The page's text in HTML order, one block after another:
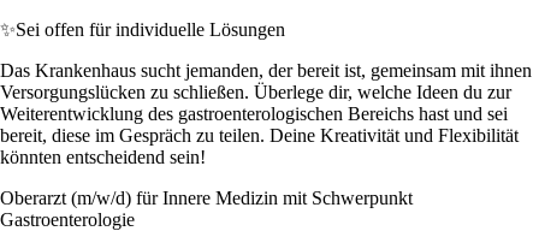
✨Sei offen für individuelle Lösungen
Das Krankenhaus sucht jemanden, der bereit ist, gemeinsam mit ihnen
Versorgungslücken zu schließen. Überlege dir, welche Ideen du zur
Weiterentwicklung des gastroenterologischen Bereichs hast und sei
bereit, diese im Gespräch zu teilen. Deine Kreativität und Flexibilität
könnten entscheidend sein!
Oberarzt (m/w/d) für Innere Medizin mit Schwerpunkt
Gastroenterologie